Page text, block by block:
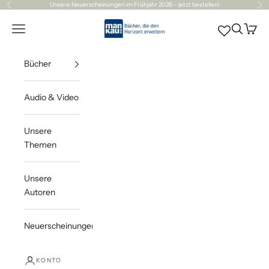
Zum Inhalt springen
Zurück Unsere Neuerscheinungen im Frühjahr 2026 – jetzt bestellen! Vor
Mankau Verlag
Navigationsmenü öffnen Suche
Bücher
Audio & Video
Unsere
Themen
Unsere
Autoren
Neuerscheinungen
KONTO